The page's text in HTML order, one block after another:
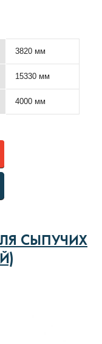
3820 мм
15330 мм
4000 мм
СЫПУЧИХ